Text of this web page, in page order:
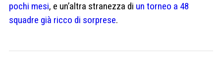
pochi mesi, e un’altra stranezza di un torneo a 48
squadre già ricco di sorprese.